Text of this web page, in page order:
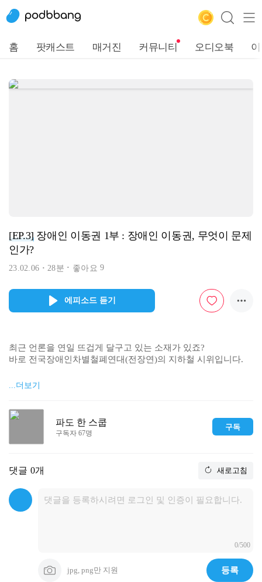
홈 팟캐스트 매거진 커뮤니티 오디오북
[EP.3]장애인 이동권 1부 : 장애인 이동권, 무엇이 문제
인가?
23.02.06 28분 좋아요9
에피소드 듣기
최근 언론을 연일 뜨겁게 달구고 있는 소재가 있죠?
바로 전국장애인차별철폐연대(전장연)의 지하철 시위입니다.
전장연은 해당 시위를 통해 장애인 이동권 보장에 대해 외치고
저희 파도 한 스쿱이 알아보았습니다.
https://docs.google.com/forms/d/e/1FAIpQLSdCXDQNI3DcU2-iJ
C8ofBcKY9F9W5s4xBZa76oQbvofsZLUlQ/viewform
/Music
오늘의 일기
...더보기
파도 한 스쿱
구독자 67명
구독
댓글 0개 새로고침
0/500
jpg, png만 지원 등록